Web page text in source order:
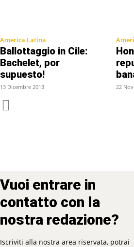
America Latina
Ballottaggio in Cile:
Bachelet, por
supuesto!
13 Dicembre 2013 22
Vuoi entrare in
contatto con la
nostra redazione?
Iscriviti alla nostra area riservata, potrai